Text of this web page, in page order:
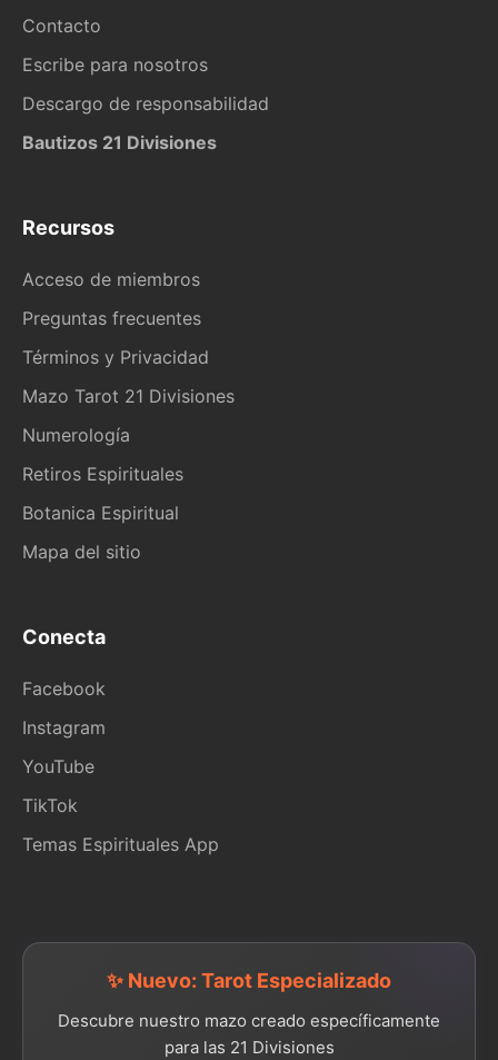
Contacto
Escribe para nosotros
Descargo de responsabilidad
Bautizos 21 Divisiones
Recursos
Acceso de miembros
Preguntas frecuentes
Términos y Privacidad
Mazo Tarot 21 Divisiones
Numerología
Retiros Espirituales
Botanica Espiritual
Mapa del sitio
Conecta
Facebook
Instagram
YouTube
TikTok
Temas Espirituales App
✨ Nuevo: Tarot Especializado
Descubre nuestro mazo creado específicamente
para las 21 Divisiones